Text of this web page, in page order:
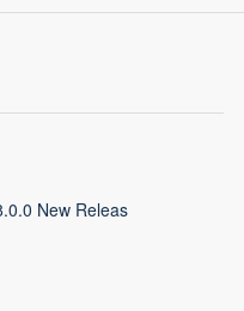
New Releas